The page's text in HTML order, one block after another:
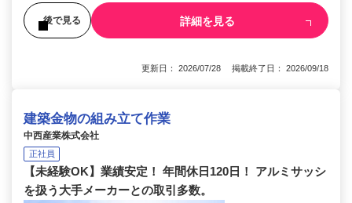
後で見る 詳細を見る
更新日： 2026/07/28 掲載終了日： 2026/09/18
建築金物の組み立て作業
中西産業株式会社
正社員
【未経験OK】業績安定！ 年間休日120日！ アルミサッシ
を扱う大手メーカーとの取引多数。